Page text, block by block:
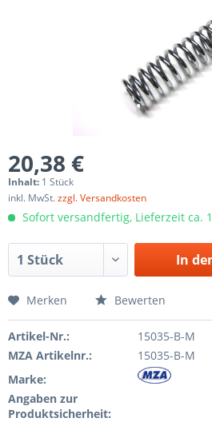
20,38 €
Inhalt: 1 Stück
inkl. MwSt.zzgl. Versandkosten
Sofort versandfertig, Lieferzeit ca.
In
Merken Bewerten
Artikel-Nr.:
15035-B-M
MZA Artikelnr.:
15035-B-M
Marke:
Angaben zur
Produktsicherheit: